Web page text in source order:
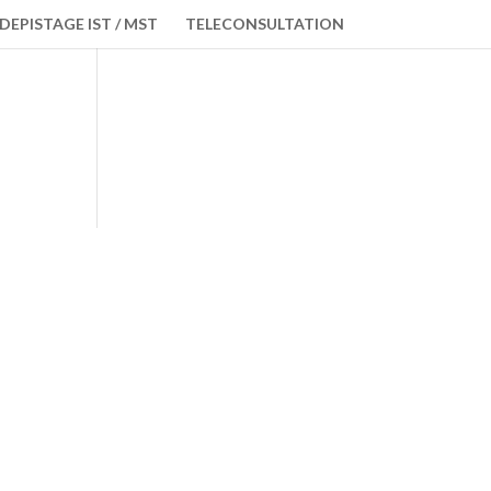
IST / MST TELECONSULTATION